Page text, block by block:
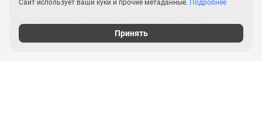
Новостройки Москвы и Московской области
Сайт использует ваши куки и прочие метаданные. Подробнее
Принять